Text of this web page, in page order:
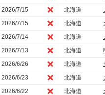
2026/7/15
北海道
2026/7/15
北海道
2026/7/14
北海道
2026/7/13
北海道
2026/6/26
北海道
2026/6/23
北海道
2026/6/22
北海道